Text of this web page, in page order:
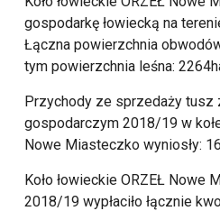
gospodarkę łowiecką na
Łączna powierzchnia
tym powierzchnia leśna:
Przychody ze sprzedaży tusz
gospodarczym 2018/19 w
Nowe Miasteczko wyniosły:
Koło łowieckie ORZEŁ Nowe
2018/19 wypłaciło łącznie